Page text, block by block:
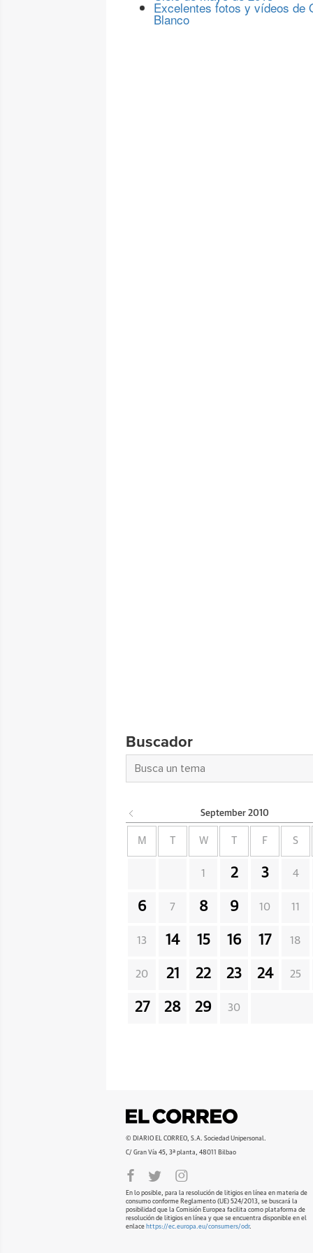
Excelentes fotos y vídeos de
Blanco
Buscador
September 2010
M W F S
1 2 3 4
6 7 8 9 10 11
13 14 15 16 17 18
20 21 22 23 24 25
27 28 29 30
© DIARIO EL CORREO, S.A. Sociedad Unipersonal.
C/ Gran Vía 45, 3ª planta, 48011 Bilbao
En lo posible, para la resolución de litigios en línea en materia de
consumo conforme Reglamento (UE) 524/2013, se buscará la
posibilidad que la Comisión Europea facilita como plataforma de
resolución de litigios en línea y que se encuentra disponible en el
enlace https://ec.europa.eu/consumers/odr.